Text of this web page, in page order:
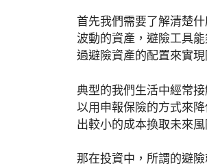
首先我們需要了解清楚
波動的資產，避險工具
過避險資產的配置來實
典型的我們生活中經常
以用申報保險的方式來
出較小的成本換取未來
那在投資中，所謂的避